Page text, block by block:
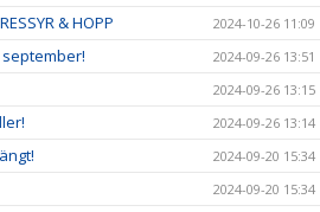
& HOPP 2024-10-26 11:09
2024-09-26 13:51
2024-09-26 13:15
2024-09-26 13:14
2024-09-20 15:34
2024-09-20 15:34